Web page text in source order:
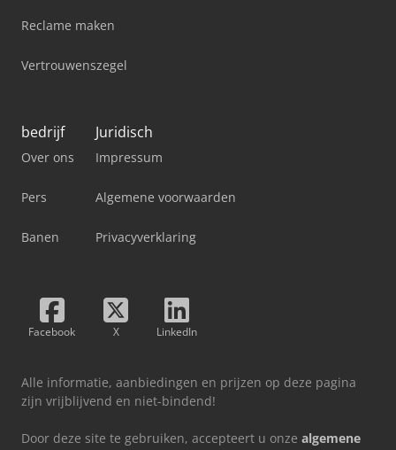
Reclame maken
Vertrouwenszegel
bedrijf
Over ons
Pers
Banen
Juridisch
Impressum
Algemene voorwaarden
Privacyverklaring
Facebook X LinkedIn
Alle informatie, aanbiedingen en prijzen op deze pagina
zijn vrijblijvend en niet-bindend!
Door deze site te gebruiken, accepteert u onze algemene